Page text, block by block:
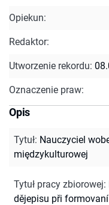
Opiekun:
Redaktor:
Utworzenie rekordu:
Oznaczenie praw:
Opis
Tytuł: Nauczyciel
międzykulturowej
Tytuł pracy zbiorowej:
dějepisu při